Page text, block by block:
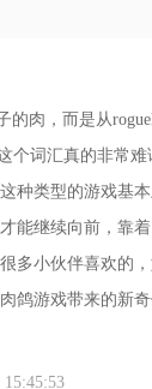
肉，而是从
个词汇真的非常
种类型的游戏基
能继续向前，靠
多小伙伴喜欢的
鸽游戏带来的新奇